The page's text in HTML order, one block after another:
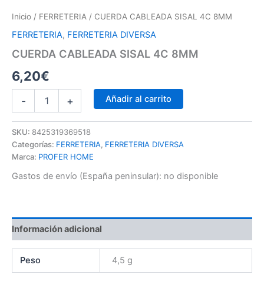
Inicio / FERRETERIA / CUERDA CABLEADA SISAL 4C 8MM
FERRETERIA, FERRETERIA DIVERSA
CUERDA CABLEADA SISAL 4C 8MM
6,20€
- + Añadir al carrito
SKU: 8425319369518
Categorías: FERRETERIA, FERRETERIA DIVERSA
Marca: PROFER HOME
Gastos de envío (España peninsular): no disponible
Información adicional
Peso 4,5 g